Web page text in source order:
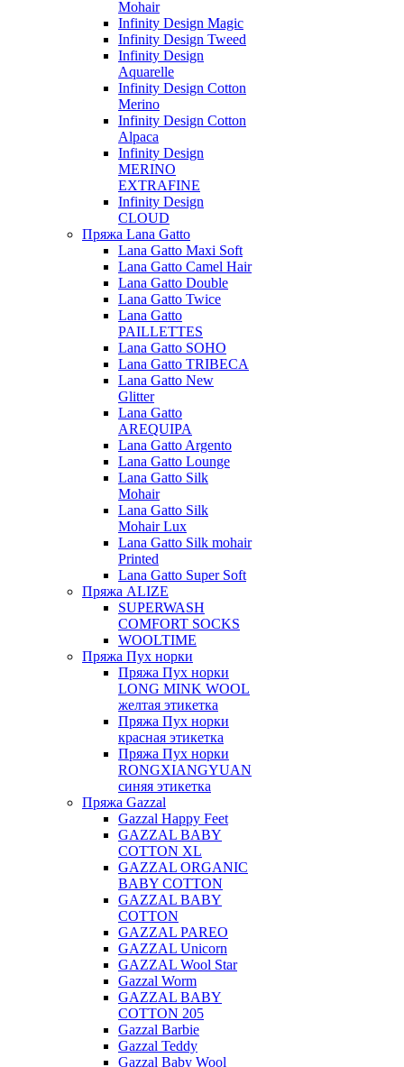
Mohair
Infinity Design Magic
Infinity Design Tweed
Infinity Design
Aquarelle
Infinity Design Cotton
Merino
Infinity Design Cotton
Alpaca
Infinity Design
MERINO
EXTRAFINE
Infinity Design
CLOUD
Пряжа Lana Gatto
Lana Gatto Maxi Soft
Lana Gatto Camel Hair
Lana Gatto Double
Lana Gatto Twice
Lana Gatto
PAILLETTES
Lana Gatto SOHO
Lana Gatto TRIBECA
Lana Gatto New
Glitter
Lana Gatto
AREQUIPA
Lana Gatto Argento
Lana Gatto Lounge
Lana Gatto Silk
Mohair
Lana Gatto Silk
Mohair Lux
Lana Gatto Silk mohair
Printed
Lana Gatto Super Soft
Пряжа ALIZE
SUPERWASH
COMFORT SOCKS
WOOLTIME
Пряжа Пух норки
Пряжа Пух норки
LONG MINK WOOL
желтая этикетка
Пряжа Пух норки
красная этикетка
Пряжа Пух норки
RONGXIANGYUAN
синяя этикетка
Пряжа Gazzal
Gazzal Happy Feet
GAZZAL BABY
COTTON XL
GAZZAL ORGANIC
BABY COTTON
GAZZAL BABY
COTTON
GAZZAL PAREO
GAZZAL Unicorn
GAZZAL Wool Star
Gazzal Worm
GAZZAL BABY
COTTON 205
Gazzal Barbie
Gazzal Teddy
Gazzal Baby Wool